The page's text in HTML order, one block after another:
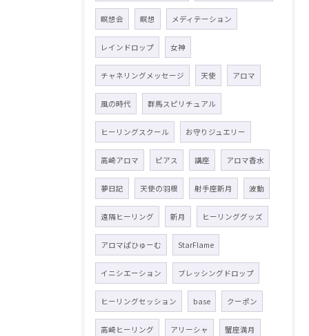
瞑想会 瞑想 メディテーション
レインドロップ 女神
チャネリングメッセージ 天使 アロマ
風の時代 群馬スピリチュアル
ヒーリングスクール お守りジュエリー
高崎アロマ ピアス 講座 アロマ香水
夢日記 天使の羽根 射手座新月 波動
遠隔ヒーリング 新月 ヒーリンググッズ
アロマぱひゅーむ StarFlame
イニシエーション ブレッシングドロップ
ヒーリングセッション base クーポン
高崎ヒーリング アリーシャ 蟹座満月